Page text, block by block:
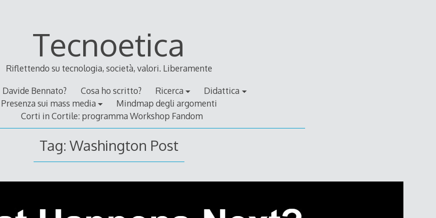
Tecnoetica
Riflettendo su tecnologia, società, valori. Liberamente
Davide Bennato? Cosa ho scritto? Ricerca
Didattica
Presenza sui mass media
Mindmap degli argomenti
Corti in Cortile: programma Workshop Fandom
Tag: Washington Post